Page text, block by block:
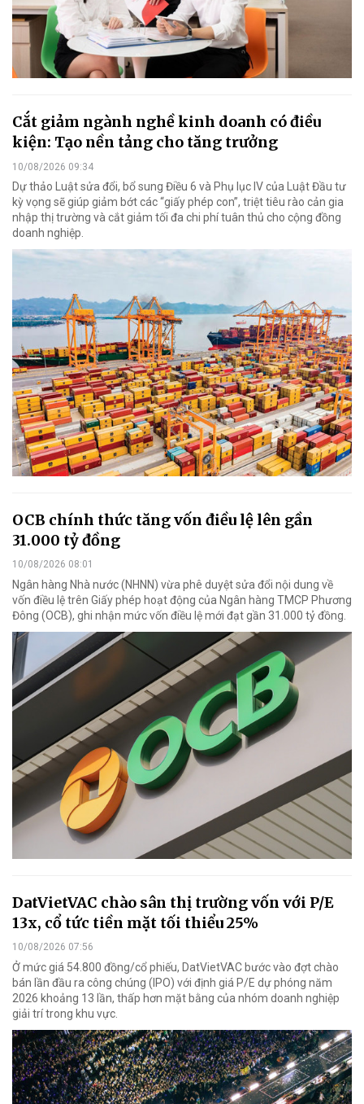
Cắt giảm ngành nghề kinh doanh có điều
kiện: Tạo nền tảng cho tăng trưởng
10/08/2026 09:34
Dự thảo Luật sửa đổi, bổ sung Điều 6 và Phụ lục IV của Luật Đầu tư
kỳ vọng sẽ giúp giảm bớt các “giấy phép con”, triệt tiêu rào cản gia
nhập thị trường và cắt giảm tối đa chi phí tuân thủ cho cộng đồng
doanh nghiệp.
OCB chính thức tăng vốn điều lệ lên gần
31.000 tỷ đồng
10/08/2026 08:01
Ngân hàng Nhà nước (NHNN) vừa phê duyệt sửa đổi nội dung về
vốn điều lệ trên Giấy phép hoạt động của Ngân hàng TMCP Phương
Đông (OCB), ghi nhận mức vốn điều lệ mới đạt gần 31.000 tỷ đồng.
DatVietVAC chào sân thị trường vốn với P/E
13x, cổ tức tiền mặt tối thiểu 25%
10/08/2026 07:56
Ở mức giá 54.800 đồng/cổ phiếu, DatVietVAC bước vào đợt chào
bán lần đầu ra công chúng (IPO) với định giá P/E dự phóng năm
2026 khoảng 13 lần, thấp hơn mặt bằng của nhóm doanh nghiệp
giải trí trong khu vực.